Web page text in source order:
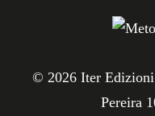
© 2026Iter Edizioni
Pereira